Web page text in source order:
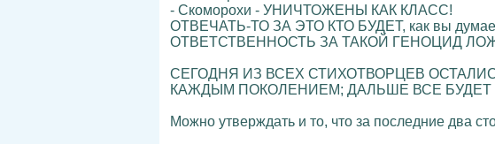
- Скоморохи - УНИЧТОЖЕНЫ КАК КЛАСС!
ОТВЕЧАТЬ-ТО ЗА ЭТО КТО БУДЕТ, как вы
ОТВЕТСТВЕННОСТЬ ЗА ТАКОЙ ГЕНОЦИД
СЕГОДНЯ ИЗ ВСЕХ СТИХОТВОРЦЕВ
КАЖДЫМ ПОКОЛЕНИЕМ; ДАЛЬШЕ ВСЕ БУДЕТ
Можно утверждать и то, что за последние два